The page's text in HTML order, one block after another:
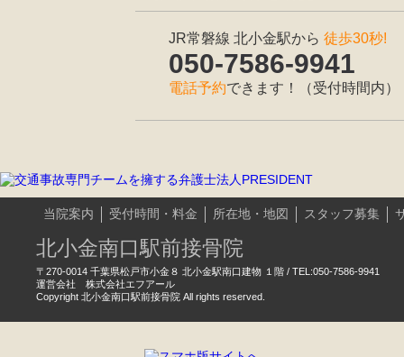
JR常磐線 北小金駅から 徒歩30秒!
050-7586-9941
電話予約できます！（受付時間内）
当院案内 受付時間・料金 所在地・地図 スタッフ募集
北小金南口駅前接骨院
〒270-0014 千葉県松戸市小金８ 北小金駅南口建物 １階 / TEL:050-7586-9941
運営会社 株式会社エフアール
Copyright 北小金南口駅前接骨院 All rights reserved.